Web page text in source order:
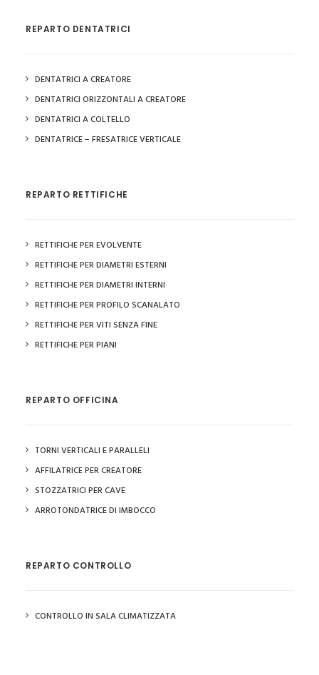
REPARTO DENTATRICI
DENTATRICI A CREATORE
DENTATRICI ORIZZONTALI A CREATORE
DENTATRICI A COLTELLO
DENTATRICE – FRESATRICE VERTICALE
REPARTO RETTIFICHE
RETTIFICHE PER EVOLVENTE
RETTIFICHE PER DIAMETRI ESTERNI
RETTIFICHE PER DIAMETRI INTERNI
RETTIFICHE PER PROFILO SCANALATO
RETTIFICHE PER VITI SENZA FINE
RETTIFICHE PER PIANI
REPARTO OFFICINA
TORNI VERTICALI E PARALLELI
AFFILATRICE PER CREATORE
STOZZATRICI PER CAVE
ARROTONDATRICE DI IMBOCCO
REPARTO CONTROLLO
CONTROLLO IN SALA CLIMATIZZATA